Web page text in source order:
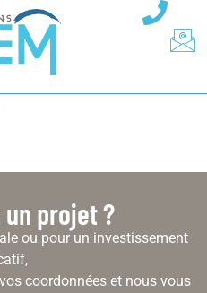
un projet ?
ou pour un investissement
coordonnées et nous vous